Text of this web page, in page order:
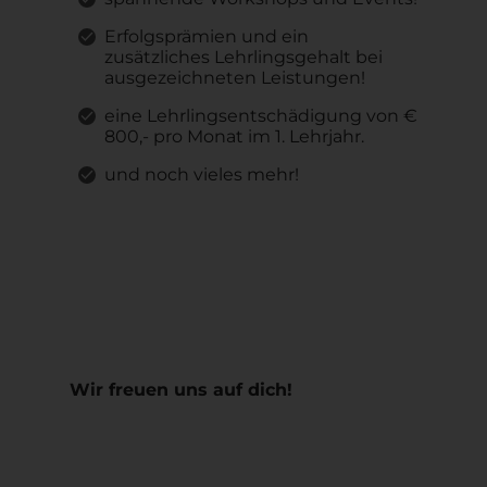
Erfolgsprämien und ein
zusätzliches Lehrlingsgehalt bei
ausgezeichneten Leistungen!
eine Lehrlingsentschädigung von €
800,- pro Monat im 1. Lehrjahr.
und noch vieles mehr!
Wir freuen uns auf dich!